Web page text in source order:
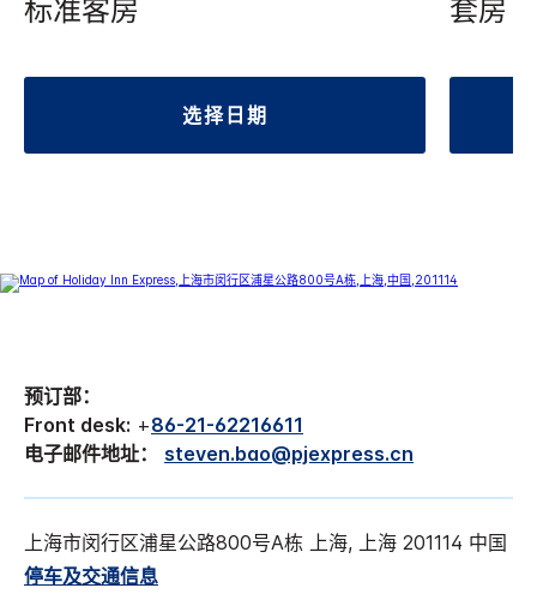
标准客房
选择日期
套房
预订部：
Front desk: +86-21-62216611
电子邮件地址：
steven.bao@pjexpress.cn
上海市闵行区浦星公路800号A栋 上海, 上海 201114 中国
停车及交通信息